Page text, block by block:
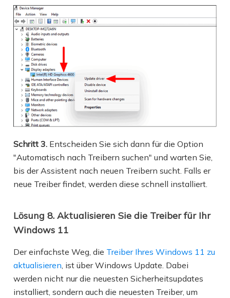
Schritt 3. Entscheiden Sie sich dann für die Option
"Automatisch nach Treibern suchen" und warten Sie,
bis der Assistent nach neuen Treibern sucht. Falls er
neue Treiber findet, werden diese schnell installiert.
Lösung 8. Aktualisieren Sie die Treiber für Ihr
Windows 11
Der einfachste Weg, die Treiber Ihres Windows 11 zu
aktualisieren , ist über Windows Update. Dabei
werden nicht nur die neuesten Sicherheitsupdates
installiert, sondern auch die neuesten Treiber, um